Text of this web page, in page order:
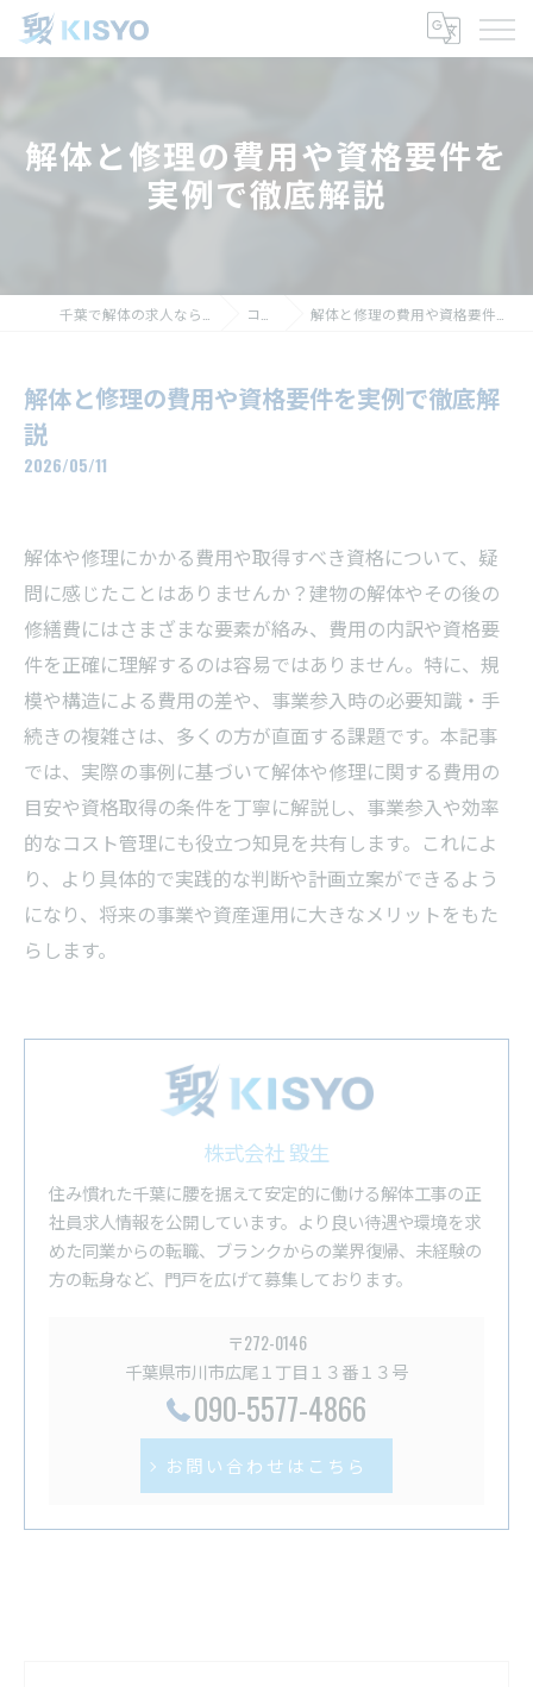
解体と修理の費用や資格要件を
実例で徹底解説
コラム 解体と修理の費用や資格要件を実例で徹底解説
解体と修理の費用や資格要件を実例で徹底解
説
2026/05/11
解体や修理にかかる費用や取得すべき資格について、疑
問に感じたことはありませんか？建物の解体やその後の
修繕費にはさまざまな要素が絡み、費用の内訳や資格要
件を正確に理解するのは容易ではありません。特に、規
模や構造による費用の差や、事業参入時の必要知識・手
続きの複雑さは、多くの方が直面する課題です。本記事
では、実際の事例に基づいて解体や修理に関する費用の
目安や資格取得の条件を丁寧に解説し、事業参入や効率
的なコスト管理にも役立つ知見を共有します。これによ
り、より具体的で実践的な判断や計画立案ができるよう
になり、将来の事業や資産運用に大きなメリットをもた
らします。
株式会社 毀生
住み慣れた千葉に腰を据えて安定的に働ける解体工事の正
社員求人情報を公開しています。より良い待遇や環境を求
めた同業からの転職、ブランクからの業界復帰、未経験の
方の転身など、門戸を広げて募集しております。
〒272-0146
千葉県市川市広尾１丁目１３番１３号
090-5577-4866
お問い合わせはこちら